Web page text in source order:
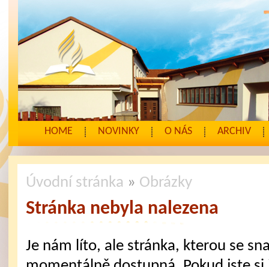
HOME NOVINKY O NÁS ARCHIV
Úvodní stránka » Obrázky
Stránka nebyla nalezena
Je nám líto, ale stránka, kterou se